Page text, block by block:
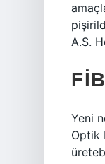
A.S.
Yeni
Optik